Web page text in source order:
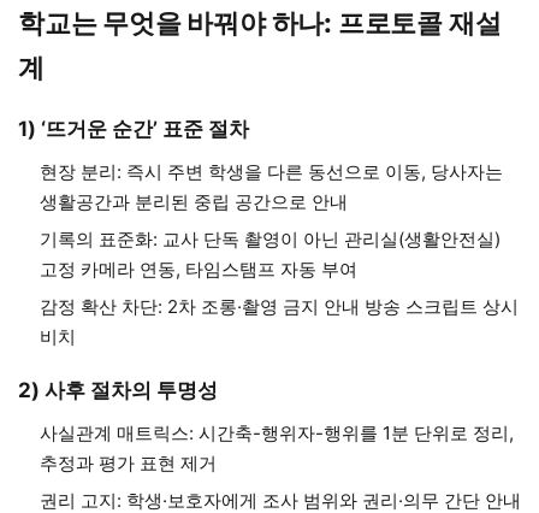
학교는 무엇을 바꿔야 하나: 프로토콜 재설
계
1) ‘뜨거운 순간’ 표준 절차
현장 분리: 즉시 주변 학생을 다른 동선으로 이동, 당사자는
생활공간과 분리된 중립 공간으로 안내
기록의 표준화: 교사 단독 촬영이 아닌 관리실(생활안전실)
고정 카메라 연동, 타임스탬프 자동 부여
감정 확산 차단: 2차 조롱·촬영 금지 안내 방송 스크립트 상시
비치
2) 사후 절차의 투명성
사실관계 매트릭스: 시간축-행위자-행위를 1분 단위로 정리,
추정과 평가 표현 제거
권리 고지: 학생·보호자에게 조사 범위와 권리·의무 간단 안내